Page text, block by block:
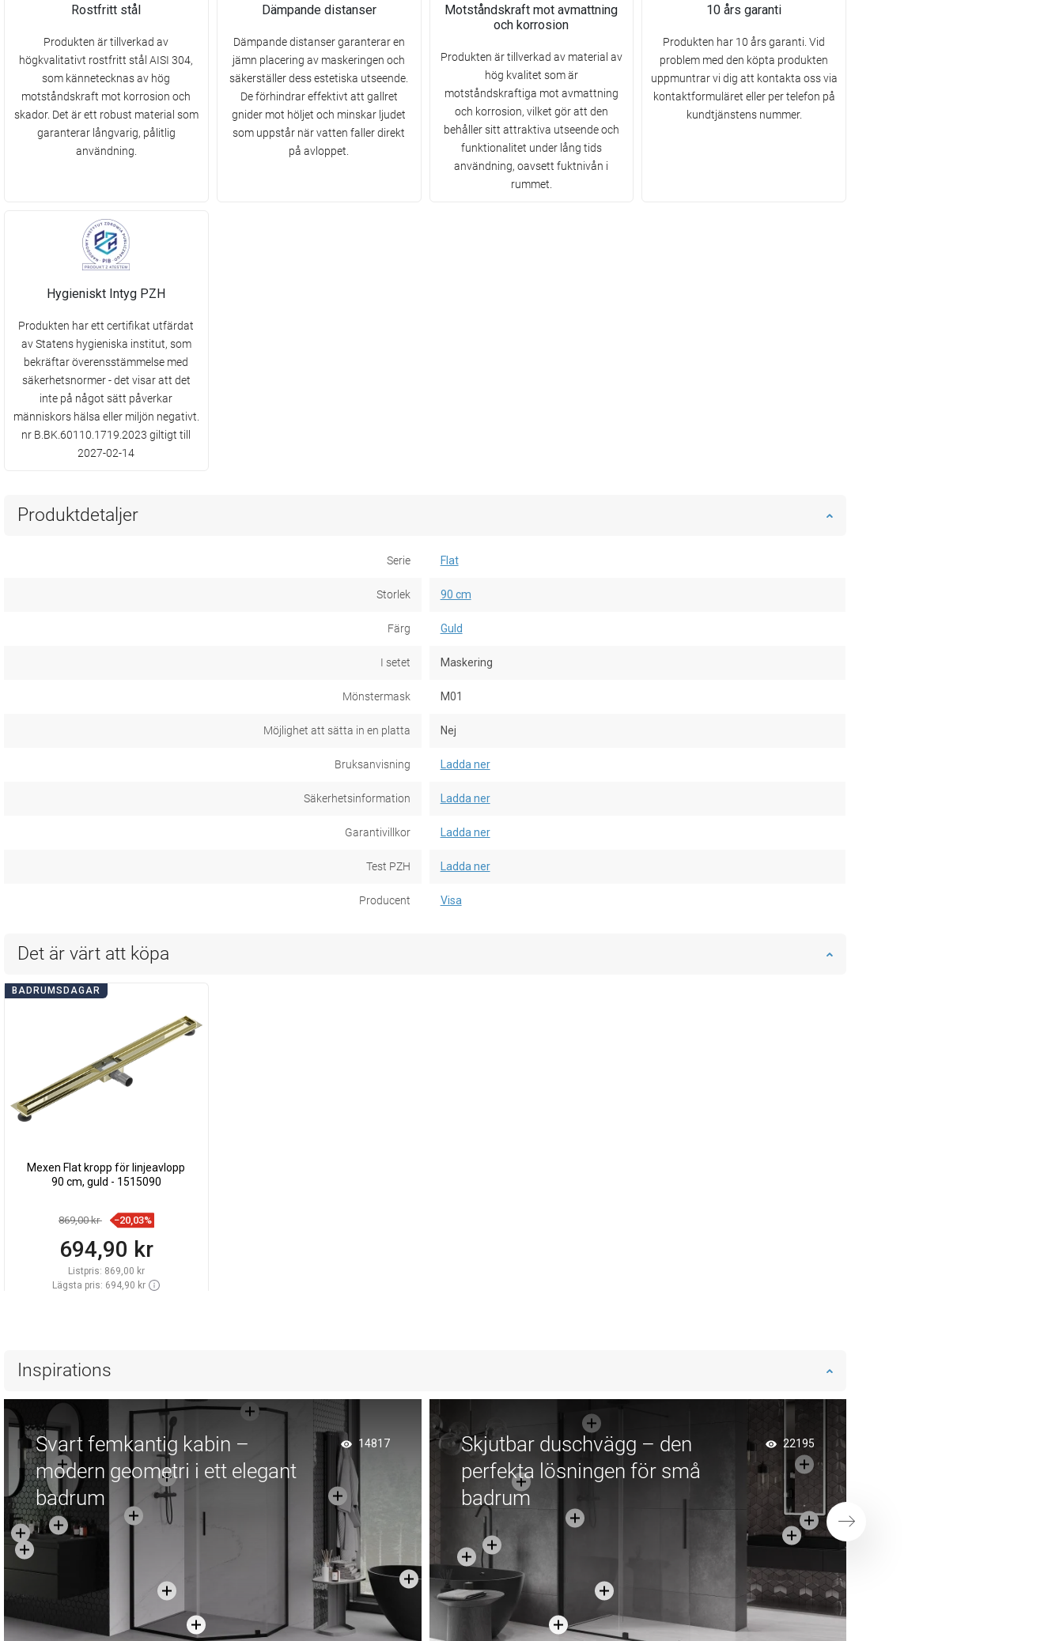
Rostfritt stål
Produkten är tillverkad av
högkvalitativt rostfritt stål AISI 304,
som kännetecknas av hög
motståndskraft mot korrosion och
skador. Det är ett robust material som
garanterar långvarig, pålitlig
användning.
Dämpande distanser
Dämpande distanser garanterar en
jämn placering av maskeringen och
säkerställer dess estetiska utseende.
De förhindrar effektivt att gallret
gnider mot höljet och minskar ljudet
som uppstår när vatten faller direkt
på avloppet.
Motståndskraft mot avmattning
och korrosion
Produkten är tillverkad av material av
hög kvalitet som är
motståndskraftiga mot avmattning
och korrosion, vilket gör att den
behåller sitt attraktiva utseende och
funktionalitet under lång tids
användning, oavsett fuktnivån i
rummet.
10 års garanti
Produkten har 10 års garanti. Vid
problem med den köpta produkten
uppmuntrar vi dig att kontakta oss via
kontaktformuläret eller per telefon på
kundtjänstens nummer.
Hygieniskt Intyg PZH
Produkten har ett certifikat utfärdat
av Statens hygieniska institut, som
bekräftar överensstämmelse med
säkerhetsnormer - det visar att det
inte på något sätt påverkar
människors hälsa eller miljön negativt.
nr B.BK.60110.1719.2023 giltigt till
2027-02-14
Produktdetaljer
Serie Flat
Storlek 90 cm
Färg Guld
I setet Maskering
Mönstermask M01
Möjlighet att sätta in en platta Nej
Bruksanvisning Ladda ner
Säkerhetsinformation Ladda ner
Garantivillkor Ladda ner
Test PZH Ladda ner
Producent Visa
Det är värt att köpa
BADRUMSDAGAR
Mexen Flat kropp för linjeavlopp
90 cm, guld - 1515090
869,00 kr −20,03%
694,90 kr
Listpris: 869,00 kr
Lägsta pris: 694,90 kr
Inspirations
Svart femkantig kabin –
modern geometri i ett elegant
badrum
14817
Skjutbar duschvägg – den
perfekta lösningen för små
badrum
22195
Nästa